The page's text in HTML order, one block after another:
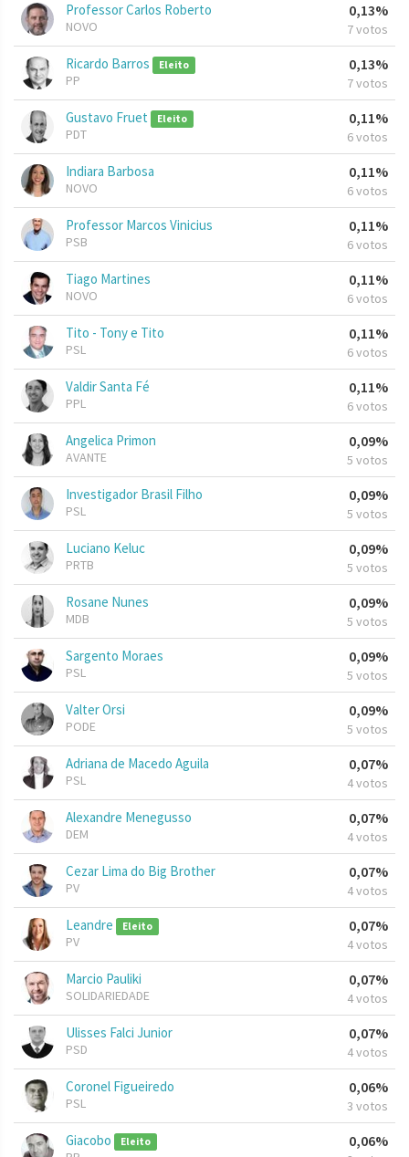
Professor Carlos Roberto
NOVO
0,13%
7 votos
Ricardo Barros Eleito
PP
0,13%
7 votos
Gustavo Fruet Eleito
PDT
0,11%
6 votos
Indiara Barbosa
NOVO
0,11%
6 votos
Professor Marcos Vinicius
PSB
0,11%
6 votos
Tiago Martines
NOVO
0,11%
6 votos
Tito - Tony e Tito
PSL
0,11%
6 votos
Valdir Santa Fé
PPL
0,11%
6 votos
Angelica Primon
AVANTE
0,09%
5 votos
Investigador Brasil Filho
PSL
0,09%
5 votos
Luciano Keluc
PRTB
0,09%
5 votos
Rosane Nunes
MDB
0,09%
5 votos
Sargento Moraes
PSL
0,09%
5 votos
Valter Orsi
PODE
0,09%
5 votos
Adriana de Macedo Aguila
PSL
0,07%
4 votos
Alexandre Menegusso
DEM
0,07%
4 votos
Cezar Lima do Big Brother
PV
0,07%
4 votos
Leandre Eleito
PV
0,07%
4 votos
Marcio Pauliki
SOLIDARIEDADE
0,07%
4 votos
Ulisses Falci Junior
PSD
0,07%
4 votos
Coronel Figueiredo
PSL
0,06%
3 votos
Giacobo Eleito 0,06%